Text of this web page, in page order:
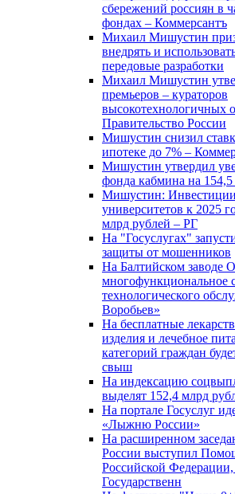
сбережений россиян в
фондах – Коммерсантъ
Михаил Мишустин
внедрять и
передовые разработки
Михаил Мишустин
премьеров – кураторов
высокотехнологичных
Правительство России
Мишустин снизил
ипотеке до 7% –
Мишустин утвердил
фонда кабмина на
Мишустин:
университетов к 2025
млрд рублей – РГ
На "Госуслугах"
защиты от мошенников
На Балтийском заводе
многофункциональное
технологического
Воробьев»
На бесплатные
изделия и лечебное
категорий граждан
свыш
На индексацию
выделят 152,4 млрд
На портале Госуслуг
«Лыжню России»
На расширенном
России выступил
Российской Федерации,
Государственн